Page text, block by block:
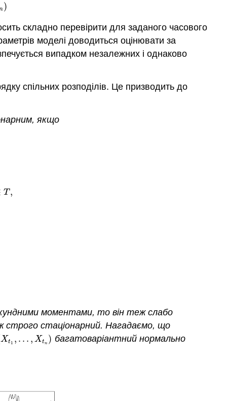
)
складно перевірити для заданого часового
моделі доводиться оцінювати за
випадком незалежних і однаково
спільних розподілів. Це призводить до
якщо
T ,
моментами, то він теж слабо
строго стаціонарний. Нагадаємо, що
Xt1 , . . . , Xtn )
Xt1 ,. . ., Xtn)
багатоваріантний нормально